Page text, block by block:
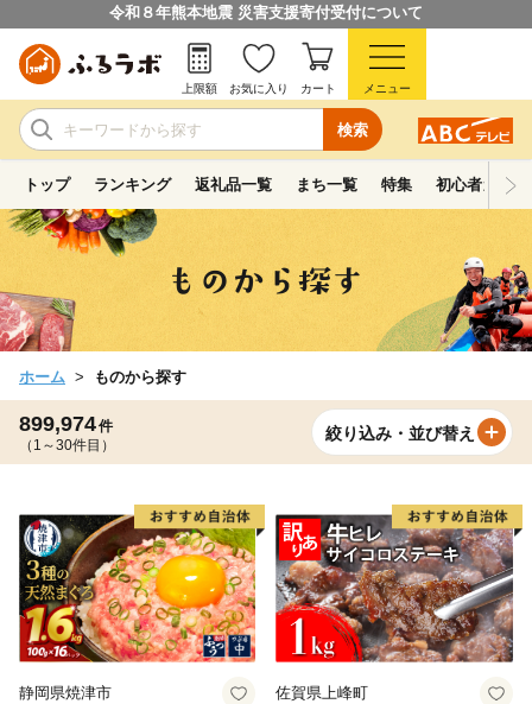
令和８年熊本地震 災害支援寄付受付について
検索
上限額 お気に入り カート メニュー
トップ ランキング 返礼品一覧 まち一覧 特集 初心者ガイド
ホーム ものから探す
899,974件
（1～30件目）
絞り込み・並び替え
静岡県焼津市 佐賀県上峰町